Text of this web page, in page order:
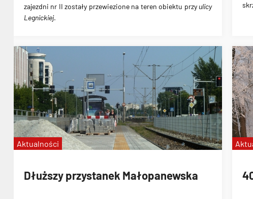
zajezdni nr II zostały przewiezione na teren obiektu przy ulicy
Legnickiej.
Dłuższy przystanek Małopanewska
Aktualności